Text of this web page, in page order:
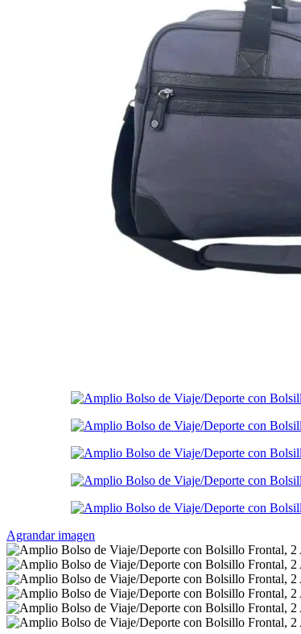
Agrandar imagen